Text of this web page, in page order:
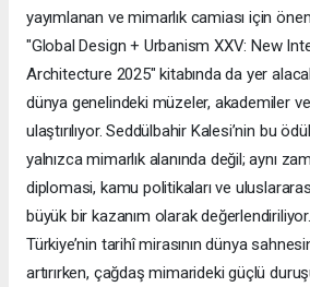
yayımlanan ve mimarlık camiası için
"Global Design + Urbanism XXV: New
Architecture 2025" kitabında da yer
dünya genelindeki müzeler, akademiler
ulaştırılıyor. Seddülbahir Kalesi’nin bu
yalnızca mimarlık alanında değil; aynı
diplomasi, kamu politikaları ve
büyük bir kazanım olarak
Türkiye’nin tarihî mirasının dünya
artırırken, çağdaş mimarideki güçlü